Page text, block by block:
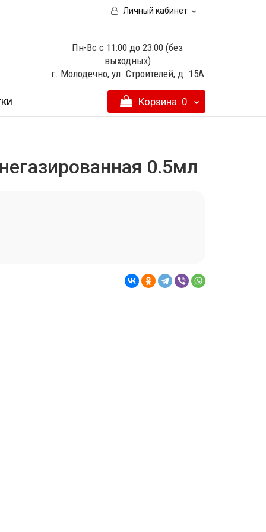
Личный кабинет
Пн-Вс с 11:00 до 23:00 (без
выходных)
г. Молодечно, ул. Строителей, д. 15А
Корзина: 0
0.5мл